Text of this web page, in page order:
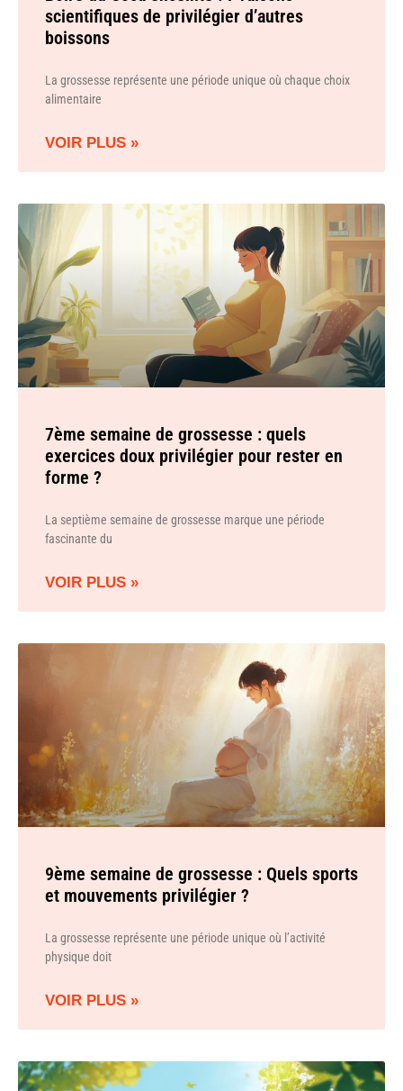
scientifiques de privilégier d’autres
boissons
La grossesse représente une période unique où chaque choix
alimentaire
VOIR PLUS »
7ème semaine de grossesse : quels
exercices doux privilégier pour rester en
forme ?
La septième semaine de grossesse marque une période
fascinante du
VOIR PLUS »
9ème semaine de grossesse : Quels sports
et mouvements privilégier ?
La grossesse représente une période unique où l’activité
physique doit
VOIR PLUS »